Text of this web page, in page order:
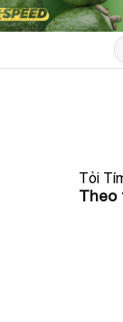
for:
Tỏi
Theo